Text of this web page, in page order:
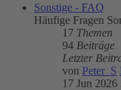
Sonstige - FAQ
Häufige Fragen
17 Themen
94 Beiträge
Letzter
von Peter_S
17 Jun 2026